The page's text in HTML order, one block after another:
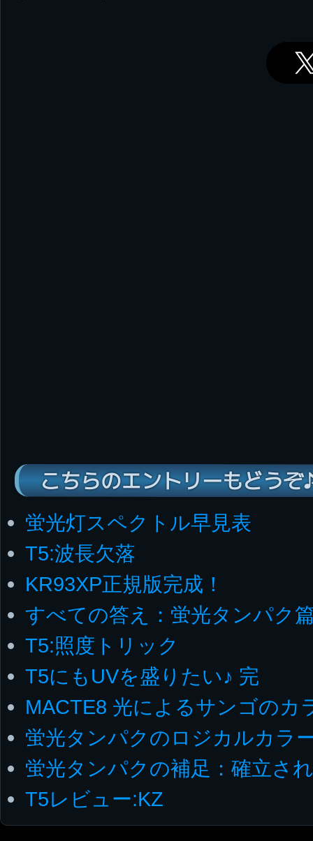
こちらのエントリーもどうぞ
蛍光灯スペクトル早見表
T5:波長欠落
KR93XP正規版完成！
すべての答え：蛍光タンパク
T5:照度トリック
T5にもUVを盛りたい♪ 完
MACTE8 光によるサンゴのカ
蛍光タンパクのロジカルカラ
蛍光タンパクの補足：確立さ
T5レビュー:KZ